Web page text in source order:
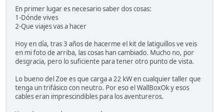
En primer lugar es necesario saber dos cosas:
1-Dónde vives
2-Que viajes vas a hacer
Hoy en día, tras 3 años de hacerme el kit de latiguillos ve veis
en mi foto de arriba, las cosas han cambiado. Mucho no, por
desgracia, pero lo suficiente para tener otro punto de vista.
Lo bueno del Zoe es que carga a 22 kW en cualquier taller que
tenga un trifásico con neutro. Por eso el WallBoxOk y esos
cables eran imprescindibles para los aventureros.